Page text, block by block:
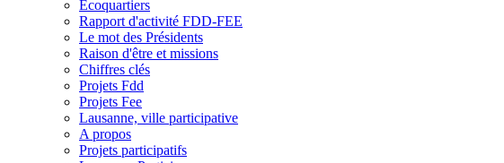
Ecoquartiers
Rapport d'activité FDD-FEE
Le mot des Présidents
Raison d'être et missions
Chiffres clés
Projets Fdd
Projets Fee
Lausanne, ville participative
A propos
Projets participatifs